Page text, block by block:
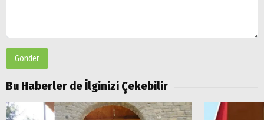
Gönder
Bu Haberler de İlginizi Çekebilir
Arama
Aramalar: